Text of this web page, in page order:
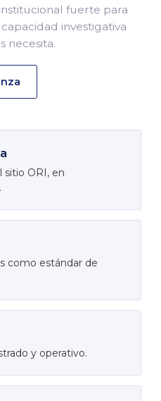
fuerte para
investigativa
necesita.
sitio ORI, en
como estándar de
y operativo.